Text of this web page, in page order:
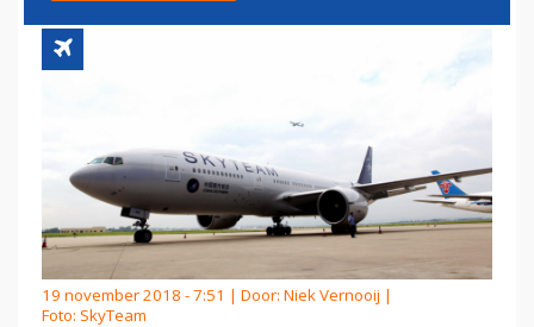
19 november 2018 - 7:51 | Door: Niek Vernooij |
Foto: SkyTeam